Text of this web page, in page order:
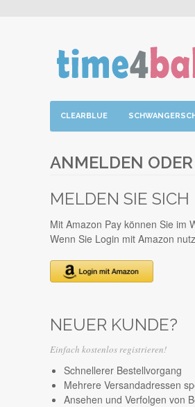
CLEARBLUE
ANMELDEN
MELDEN SIE
Mit Amazon Pay können Sie im
Wenn Sie Login mit Amazon
NEUER KUNDE?
Einfach kostenlos registrieren!
Schnellerer Bestellvorgang
Mehrere Versandadressen
Ansehen und Verfolgen von